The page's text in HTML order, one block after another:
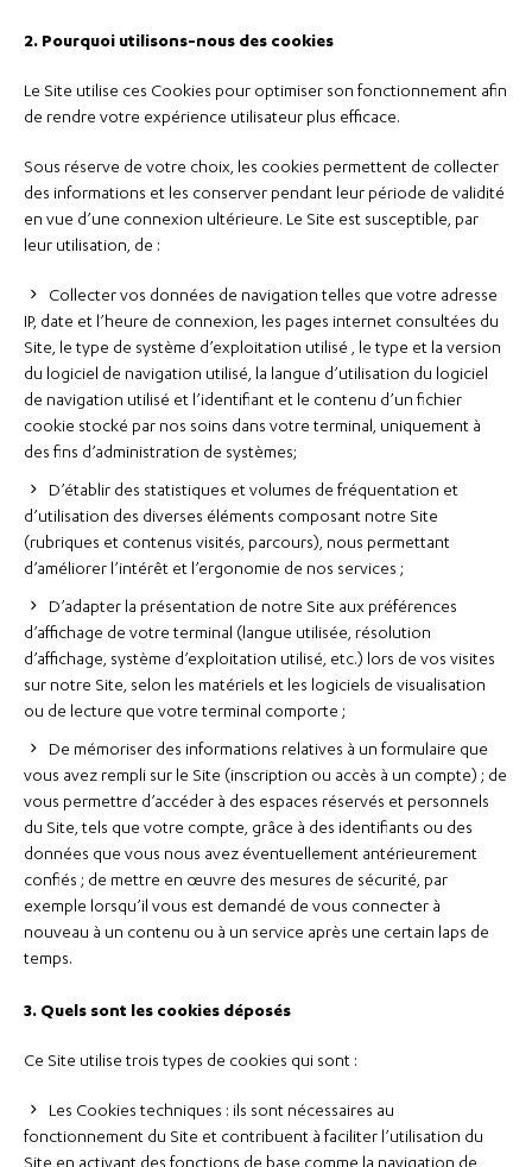
2. Pourquoi utilisons-nous des cookies
Le Site utilise ces Cookies pour optimiser son fonctionnement afin
de rendre votre expérience utilisateur plus efficace.
Sous réserve de votre choix, les cookies permettent de collecter
des informations et les conserver pendant leur période de validité
en vue d’une connexion ultérieure. Le Site est susceptible, par
leur utilisation, de :
Collecter vos données de navigation telles que votre adresse
IP, date et l’heure de connexion, les pages internet consultées du
Site, le type de système d’exploitation utilisé , le type et la version
du logiciel de navigation utilisé, la langue d’utilisation du logiciel
de navigation utilisé et l’identifiant et le contenu d’un fichier
cookie stocké par nos soins dans votre terminal, uniquement à
des fins d’administration de systèmes;
D’établir des statistiques et volumes de fréquentation et
d’utilisation des diverses éléments composant notre Site
(rubriques et contenus visités, parcours), nous permettant
d’améliorer l’intérêt et l’ergonomie de nos services ;
D’adapter la présentation de notre Site aux préférences
d’affichage de votre terminal (langue utilisée, résolution
d’affichage, système d’exploitation utilisé, etc.) lors de vos visites
sur notre Site, selon les matériels et les logiciels de visualisation
ou de lecture que votre terminal comporte ;
De mémoriser des informations relatives à un formulaire que
vous avez rempli sur le Site (inscription ou accès à un compte) ; de
vous permettre d’accéder à des espaces réservés et personnels
du Site, tels que votre compte, grâce à des identifiants ou des
données que vous nous avez éventuellement antérieurement
confiés ; de mettre en œuvre des mesures de sécurité, par
exemple lorsqu’il vous est demandé de vous connecter à
nouveau à un contenu ou à un service après une certain laps de
temps.
3. Quels sont les cookies déposés
Ce Site utilise trois types de cookies qui sont :
Les Cookies techniques : ils sont nécessaires au
fonctionnement du Site et contribuent à faciliter l’utilisation du